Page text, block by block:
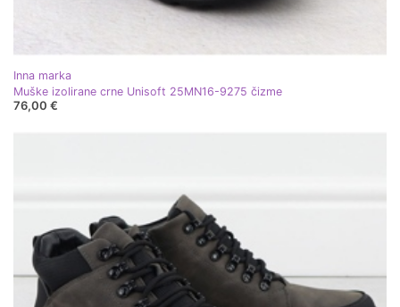
Inna marka
Muške izolirane crne Unisoft 25MN16-9275 čizme
76,00 €